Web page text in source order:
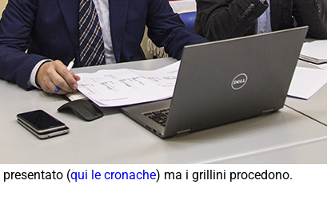
(qui le cronache) ma i grillini procedono.